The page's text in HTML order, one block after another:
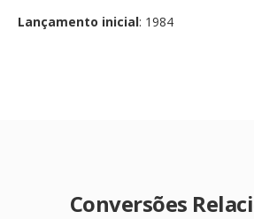
Lançamento inicial: 1984
Conversões